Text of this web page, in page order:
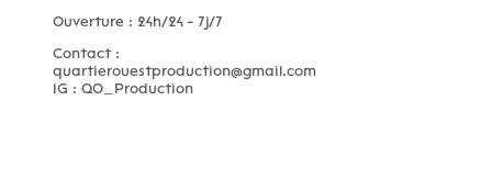
Ouverture : 24h/24 - 7j/7
Contact :
quartierouestproduction@gmail.com
IG : QO_Production